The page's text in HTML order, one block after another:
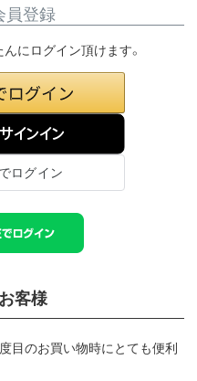
員登録
ンイン
にログイン頂けます。
客様
目のお買い物時にとても便利